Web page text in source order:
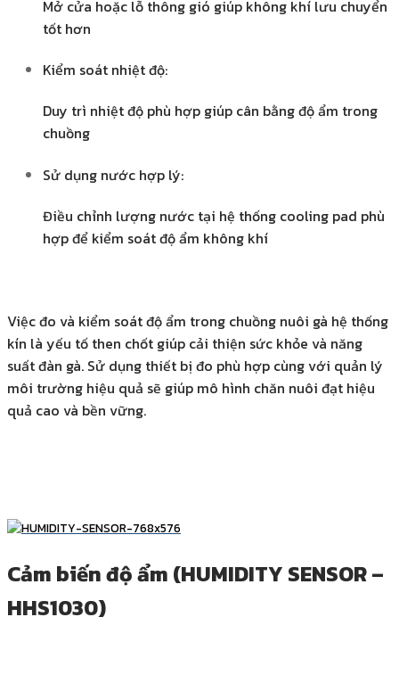
Mở cửa hoặc lỗ thông gió giúp không khí lưu chuyển
tốt hơn
Kiểm soát nhiệt độ:
Duy trì nhiệt độ phù hợp giúp cân bằng độ ẩm trong
chuồng
Sử dụng nước hợp lý:
Điều chỉnh lượng nước tại hệ thống cooling pad phù
hợp để kiểm soát độ ẩm không khí
Việc đo và kiểm soát độ ẩm trong chuồng nuôi gà hệ thống
kín là yếu tố then chốt giúp cải thiện sức khỏe và năng
suất đàn gà. Sử dụng thiết bị đo phù hợp cùng với quản lý
môi trường hiệu quả sẽ giúp mô hình chăn nuôi đạt hiệu
quả cao và bền vững.
Cảm biến độ ẩm (HUMIDITY SENSOR –
HHS1030)